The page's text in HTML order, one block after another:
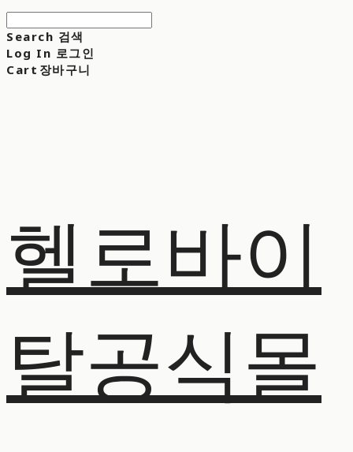
Search 검색
Log In 로그인
Cart 장바구니
헬로바이
탈공식몰